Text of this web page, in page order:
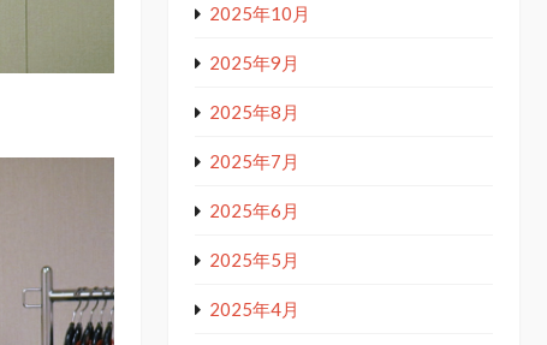
2025年10月
2025年9月
2025年8月
2025年7月
2025年6月
2025年5月
2025年4月